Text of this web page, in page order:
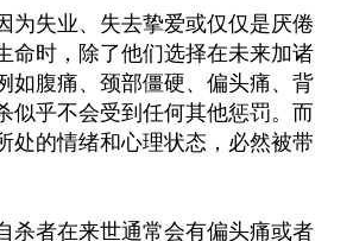
为失业、失去挚爱或仅仅是厌倦
命时，除了他们选择在未来加诸
如腹痛、颈部僵硬、偏头痛、背
似乎不会受到任何其他惩罚。而
处的情绪和心理状态，必然被带
杀者在来世通常会有偏头痛或者